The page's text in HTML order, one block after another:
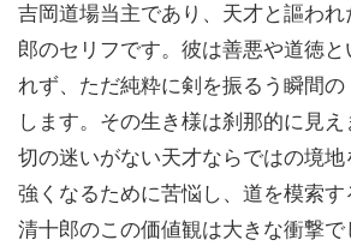
吉岡道場当主であり、天才と謳わ
郎のセリフです。彼は善悪や道徳
れず、ただ純粋に剣を振るう瞬間
します。その生き様は刹那的に見
切の迷いがない天才ならではの境地
強くなるために苦悩し、道を模索す
清十郎のこの価値観は大きな衝撃